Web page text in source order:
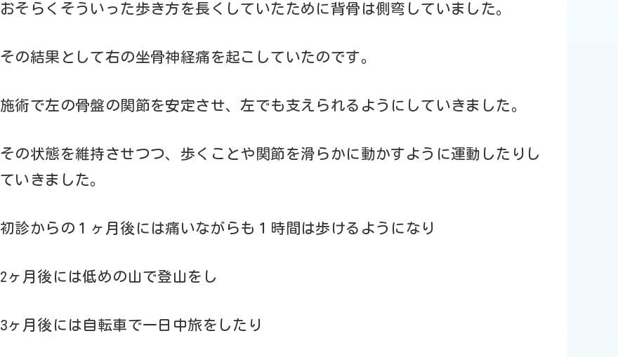
おそらくそういった歩き方を長くしていたために背骨は側弯していました。
その結果として右の坐骨神経痛を起こしていたのです。
施術で左の骨盤の関節を安定させ、左でも支えられるようにしていきました。
その状態を維持させつつ、歩くことや関節を滑らかに動かすように運動したりし
ていきました。
初診からの１ヶ月後には痛いながらも１時間は歩けるようになり
2ヶ月後には低めの山で登山をし
3ヶ月後には自転車で一日中旅をしたり